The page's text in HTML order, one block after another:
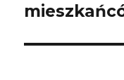
wpis: